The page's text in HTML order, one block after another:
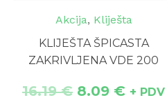
Akcija, Kliješta
KLIJEŠTA ŠPICASTA
ZAKRIVLJENA VDE 200
16.19€ 8.09 € + PDV